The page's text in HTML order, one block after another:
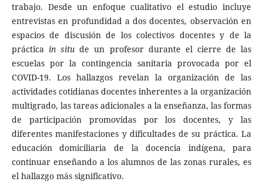
trabajo. Desde un enfoque cualitativo el estudio incluye
entrevistas en profundidad a dos docentes, observación en
espacios de discusión de los colectivos docentes y de la
práctica in situ de un profesor durante el cierre de las
escuelas por la contingencia sanitaria provocada por el
COVID-19. Los hallazgos revelan la organización de las
actividades cotidianas docentes inherentes a la organización
multigrado, las tareas adicionales a la enseñanza, las formas
de participación promovidas por los docentes, y las
diferentes manifestaciones y dificultades de su práctica. La
educación domiciliaria de la docencia indígena, para
continuar enseñando a los alumnos de las zonas rurales, es
el hallazgo más significativo.